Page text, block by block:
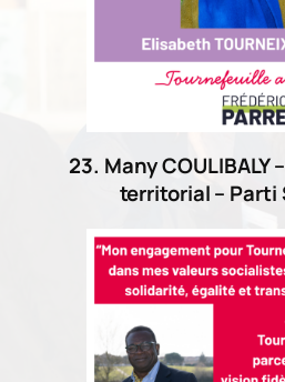
23. Many
territorial – Parti